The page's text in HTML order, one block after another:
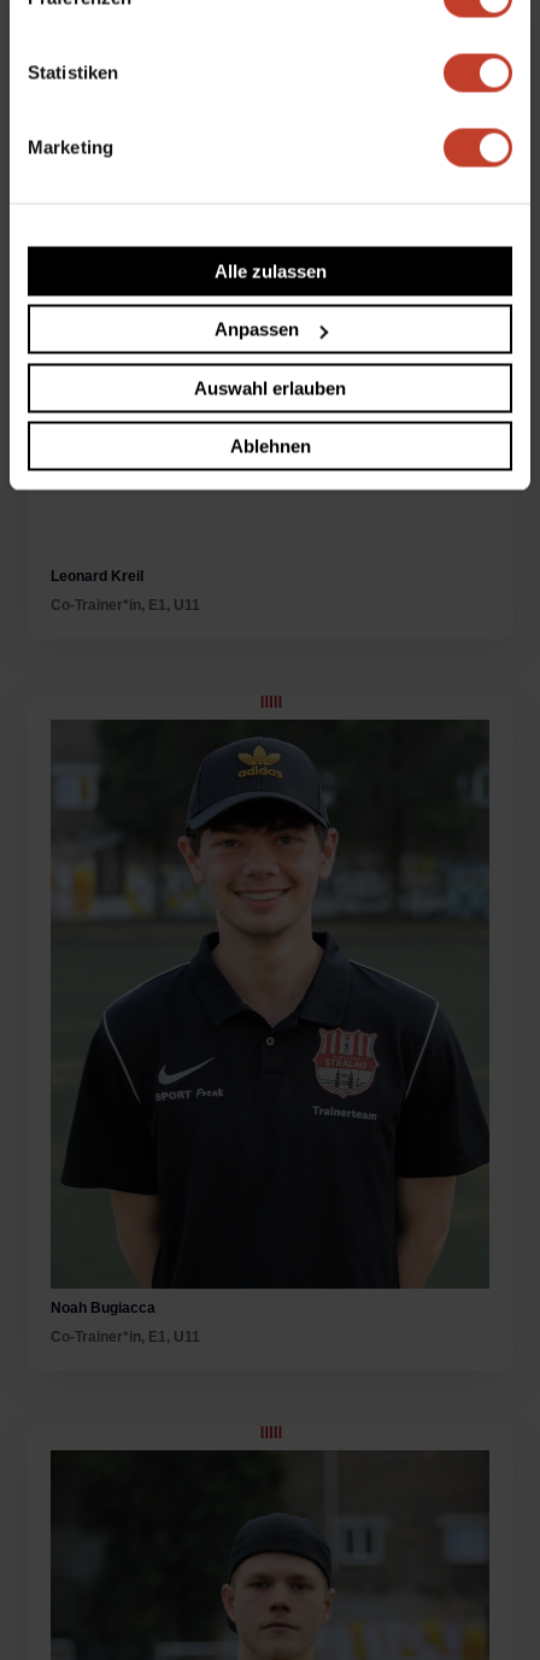
Statistiken
Marketing
Alle zulassen
Anpassen
Auswahl erlauben
Ablehnen
Leonard Kreil
Co-Trainer*in, E1, U11
Noah Bugiacca
Co-Trainer*in, E1 , U11